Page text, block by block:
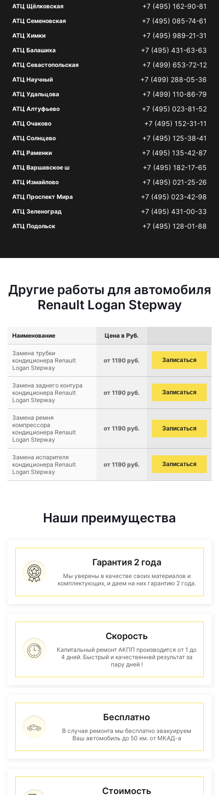
АТЦ Щёлковская +7 (495) 162-90-81
АТЦ Семеновская +7 (495) 085-74-61
АТЦ Химки +7 (495) 989-21-31
АТЦ Балашиха +7 (495) 431-63-63
АТЦ Севастопольская +7 (499) 653-72-12
АТЦ Научный +7 (499) 288-05-36
АТЦ Удальцова +7 (499) 110-86-79
АТЦ Алтуфьево +7 (495) 023-81-52
АТЦ Очаково +7 (495) 152-31-11
АТЦ Солнцево +7 (495) 125-38-41
АТЦ Раменки +7 (495) 135-42-87
АТЦ Варшавское ш +7 (495) 182-17-65
АТЦ Измайлово +7 (495) 021-25-26
АТЦ Проспект Мира +7 (495) 023-42-98
АТЦ Зеленоград +7 (495) 431-00-33
АТЦ Подольск +7 (495) 128-01-88
Другие работы для автомобиля
Renault Logan Stepway
Наименование Цена в Руб.
Замена трубки
кондиционера Renault
Logan Stepway
от 1190 руб. Записаться
Замена заднего контура
кондиционера Renault
Logan Stepway
от 1190 руб. Записаться
Замена ремня
компрессора
кондиционера Renault
Logan Stepway
от 1190 руб. Записаться
Замена испарителя
кондиционера Renault
Logan Stepway
от 1190 руб. Записаться
Наши преимущества
Гарантия 2 года
Мы уверены в качестве своих материалов и
комплектующих, и даем на них гарантию 2 года.
Скорость
Капитальный ремонт АКПП производится от 1 до
4 дней. Быстрый и качественнвй результат за
пару дней !
Бесплатно
В случае ремонта мы бесплатно эвакуируем
Ваш автомобиль до 50 км. от МКАД-а
Стоимость